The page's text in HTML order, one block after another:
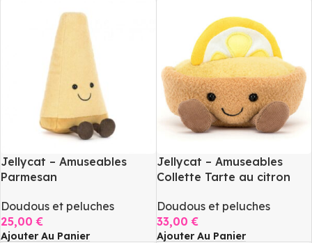
Jellycat – Amuseables
Parmesan
Doudous et peluches
25,00€
Ajouter Au Panier
Jellycat – Amuseables
Collette Tarte au citron
Doudous et peluches
33,00€
Ajouter Au Panier